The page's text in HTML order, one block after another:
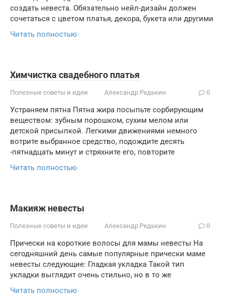
создать невеста. Обязательно нейл-дизайн должен
сочетаться с цветом платья, декора, букета или другими
Читать полностью
Химчистка свадебного платья
Полезные советы и идеи Александр Редькин 0
Устраняем пятна Пятна жира посыпьте сорбирующим
веществом: зубным порошком, сухим мелом или
детской присыпкой. Легкими движениями немного
вотрите выбранное средство, подождите десять
-пятнадцать минут и стряхните его, повторите
Читать полностью
Макияж невесты
Полезные советы и идеи Александр Редькин 0
Прически на короткие волосы для мамы невесты На
сегодняшний день самые популярные прически маме
невесты следующие: Гладкая укладка Такой тип
укладки выглядит очень стильно, но в то же
Читать полностью